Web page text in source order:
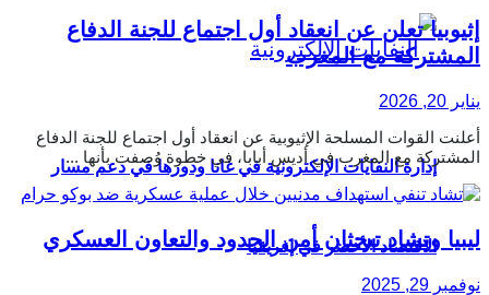
إدارة النفايات الإلكترونية في غانا ودورها في دعم مسار
الاقتصاد الأخضر في إفريقيا
إثيوبيا تعلن عن انعقاد أول اجتماع للجنة الدفاع
المشتركة مع المغرب
يناير 20, 2026
أعلنت القوات المسلحة الإثيوبية عن انعقاد أول اجتماع للجنة الدفاع
المشتركة مع المغرب في أديس أبابا، في خطوة وُصفت بأنها ...
ليبيا وتشاد تبحثان أمن الحدود والتعاون العسكري
نوفمبر 29, 2025